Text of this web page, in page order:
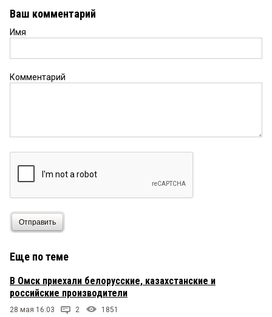
Ваш комментарий
Имя
Комментарий
Отправить
Еще по теме
В Омск приехали белорусские, казахстанские и
российские производители
28 мая 16:03 2 1851